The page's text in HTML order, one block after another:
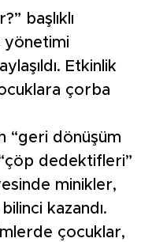
başlıklı
yönetimi
Etkinlik
çorba
“geri dönüşüm
dedektifleri”
minikler,
kazandı.
çocuklar,